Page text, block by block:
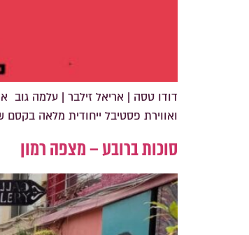
ואווירת פסטיבל ייחודית מלאה בקסם של מצפה רמון פסטיבל
סוכות ברובע – מצפה רמון